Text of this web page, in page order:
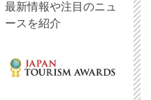
最新情報や注目のニュ
ースを紹介